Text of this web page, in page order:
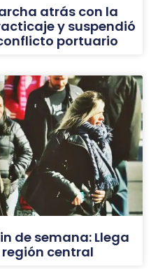
atrás con la
y suspendió
portuario
de semana: Llega
central